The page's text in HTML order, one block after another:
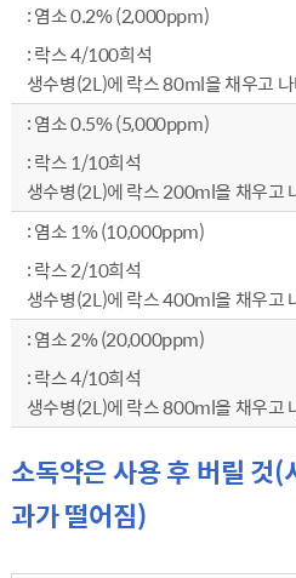
염소 0.2% (2,000ppm)
락스 4/100희석
생수병(2L)에 락스 80ml을 채우고
염소 0.5% (5,000ppm)
락스 1/10희석
생수병(2L)에 락스 200ml을 채우고
염소 1% (10,000ppm)
락스 2/10희석
생수병(2L)에 락스 400ml을 채우고
염소 2% (20,000ppm)
락스 4/10희석
생수병(2L)에 락스 800ml을 채우고
소독약은 사용 후 버릴 것
과가 떨어짐)